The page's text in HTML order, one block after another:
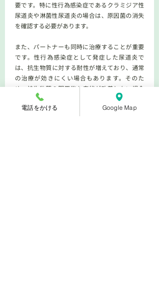
要です。特に性行為感染症であるクラミジア性
尿道炎や淋菌性尿道炎の場合は、原因菌の消失
を確認する必要があります。
また、パートナーも同時に治療することが重要
です。性行為感染症として発症した尿道炎で
は、抗生物質に対する耐性が増えており、通常
の治療が効きにくい場合もあります。そのた
め、抗生物質の服用後も症状が改善しない場合
は、医師に相談し抗生物質の種類を変更するこ
とが考えられます。
電話をかける Google Map